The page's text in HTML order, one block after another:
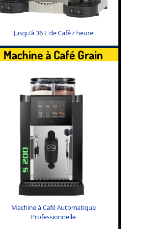
Jusqu’à 36 L de Café / heure
Machine à Café Grain
Machine à Café Automatique
Professionnelle